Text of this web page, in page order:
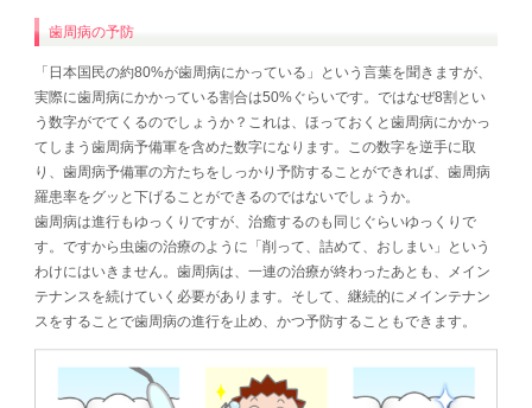
歯周病の予防
「日本国民の約80%が歯周病にかっている」という言葉を聞きますが、
実際に歯周病にかかっている割合は50%ぐらいです。ではなぜ8割とい
う数字がでてくるのでしょうか？これは、ほっておくと歯周病にかかっ
てしまう歯周病予備軍を含めた数字になります。この数字を逆手に取
り、歯周病予備軍の方たちをしっかり予防することができれば、歯周病
羅患率をグッと下げることができるのではないでしょうか。
歯周病は進行もゆっくりですが、治癒するのも同じぐらいゆっくりで
す。ですから虫歯の治療のように「削って、詰めて、おしまい」という
わけにはいきません。歯周病は、一連の治療が終わったあとも、メイン
テナンスを続けていく必要があります。そして、継続的にメインテナン
スをすることで歯周病の進行を止め、かつ予防することもできます。